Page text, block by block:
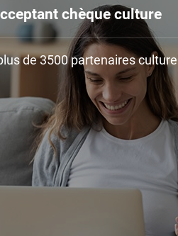
chèque culture
de 3500 partenaires